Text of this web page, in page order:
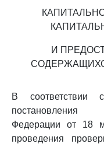
И
В соответствии
постановления
Федерации от 18
проведения